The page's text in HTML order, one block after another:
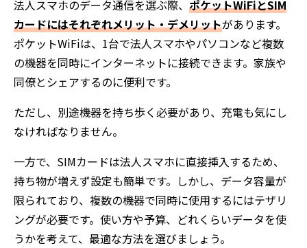
法人スマホのデータ通信を選ぶ際、 ポケットWiFiとSIM
カードにはそれぞれメリット・デメリットがあります。
ポケットWiFiは、1台で法人スマホやパソコンなど複数
の機器を同時にインターネットに接続できます。家族や
同僚とシェアするのに便利です。
ただし、別途機器を持ち歩く必要があり、充電も気にし
なければなりません。
一方で、SIMカードは法人スマホに直接挿入するため、
持ち物が増えず設定も簡単です。しかし、データ容量が
限られており、複数の機器で同時に使用するにはテザリ
ングが必要です。使い方や予算、どれくらいデータを使
うかを考えて、最適な方法を選びましょう。